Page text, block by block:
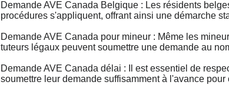
Demande AVE Canada Belgique : Les résidents
procédures s'appliquent, offrant ainsi une démarche
Demande AVE Canada pour mineur : Même les
tuteurs légaux peuvent soumettre une demande au
Demande AVE Canada délai : Il est essentiel de
soumettre leur demande suffisamment à l'avance